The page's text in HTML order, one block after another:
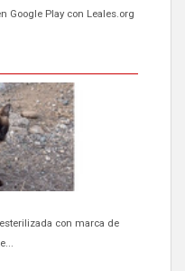
con marca de
GRAN CANARIA
callejeros de la zona los